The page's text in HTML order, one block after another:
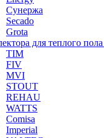
Сунержа
Secado
Grota
для теплого пола
TIM
FIV
MVI
STOUT
REHAU
WATTS
Comisa
Imperial